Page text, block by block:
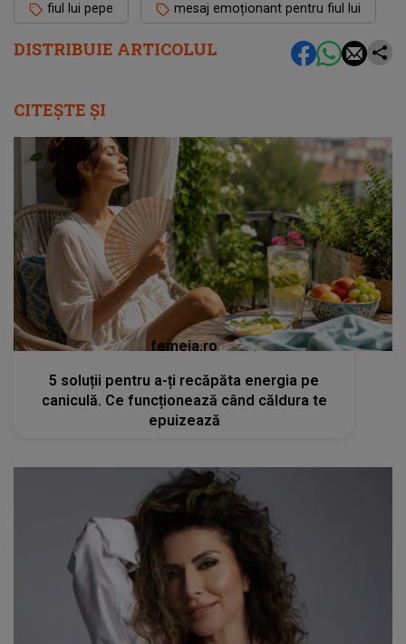
DISTRIBUIE ARTICOLUL
fiul lui pepe mesaj emoționant pentru fiul lui
CITEȘTE ȘI
femeia.ro
5 soluții pentru a-ți recăpăta energia pe
caniculă. Ce funcționează când căldura te
epuizează